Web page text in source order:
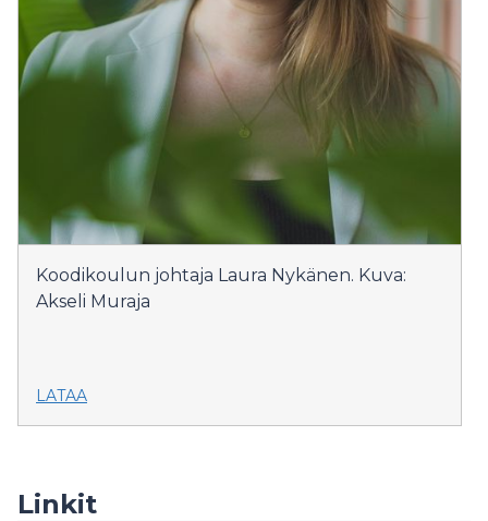
Koodikoulun johtaja Laura Nykänen. Kuva:
Akseli Muraja
LATAA
Linkit